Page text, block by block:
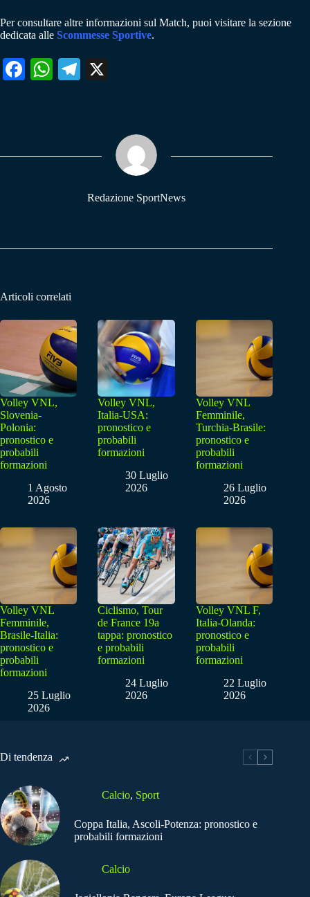
Per consultare altre informazioni sul Match, puoi visitare la sezione
dedicata alle Scommesse Sportive.
Fa W
pp
Te
m
Redazione SportNews
Articoli correlati
Volley VNL,
Slovenia-
Polonia:
pronostico e
probabili
formazioni
1 Agosto
2026
Volley VNL,
Italia-USA:
pronostico e
probabili
formazioni
30 Luglio
2026
Volley VNL
Femminile,
Turchia-Brasile:
pronostico e
probabili
formazioni
26 Luglio
2026
Volley VNL
Femminile,
Brasile-Italia:
pronostico e
probabili
formazioni
25 Luglio
2026
Ciclismo, Tour
de France 19a
tappa: pronostico
e probabili
formazioni
24 Luglio
2026
Volley VNL F,
Italia-Olanda:
pronostico e
probabili
formazioni
22 Luglio
2026
Di tendenza
Calcio, Sport
Coppa Italia, Ascoli-Potenza: pronostico e
probabili formazioni
Calcio